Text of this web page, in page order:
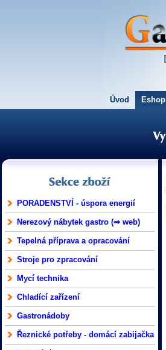
Úvod Eshop
PORADENSTVÍ - úspora energií
Nerezový nábytek gastro (⇒ web)
Tepelná příprava a opracování
Stroje pro zpracování
Mycí technika
Chladící zařízení
Gastronádoby
Řeznické potřeby - domácí zabijačka